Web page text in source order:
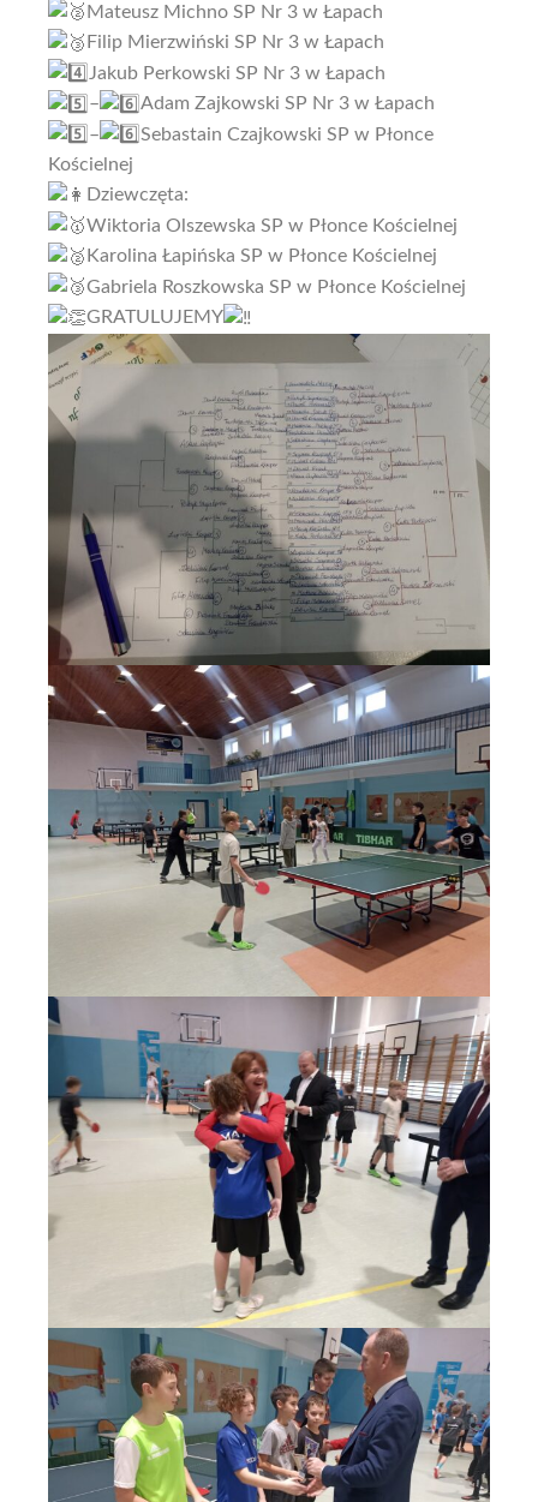
Mateusz Michno SP Nr 3 w Łapach
Filip Mierzwiński SP Nr 3 w Łapach
Jakub Perkowski SP Nr 3 w Łapach
–
Adam Zajkowski SP Nr 3 w Łapach
–
Sebastain Czajkowski SP w Płonce
Kościelnej
Dziewczęta:
Wiktoria Olszewska SP w Płonce Kościelnej
Karolina Łapińska SP w Płonce Kościelnej
Gabriela Roszkowska SP w Płonce Kościelnej
GRATULUJEMY